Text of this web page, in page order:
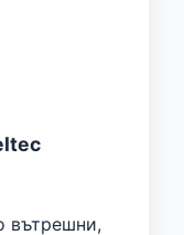
вътрешни,